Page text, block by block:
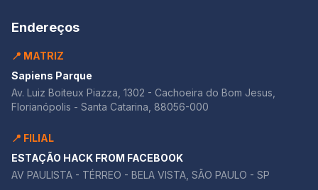
Endereços
📍 MATRIZ
Sapiens Parque
Av. Luiz Boiteux Piazza, 1302 - Cachoeira do Bom Jesus,
Florianópolis - Santa Catarina, 88056-000
📍 FILIAL
ESTAÇÃO HACK FROM FACEBOOK
AV PAULISTA - TÉRREO - BELA VISTA, SÃO PAULO - SP